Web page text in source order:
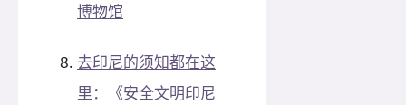
博物馆
去印尼的须知都在这
里：《安全文明印尼